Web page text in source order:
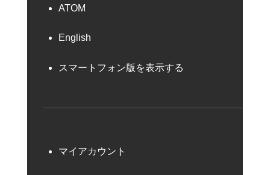
ATOM
English
スマートフォン版を表示する
マイアカウント